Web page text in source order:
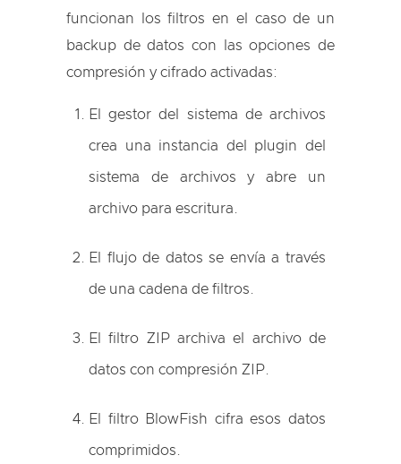
funcionan los filtros en el caso de un
backup de datos con las opciones de
compresión y cifrado activadas:
El gestor del sistema de archivos
crea una instancia del plugin del
sistema de archivos y abre un
archivo para escritura.
El flujo de datos se envía a través
de una cadena de filtros.
El filtro ZIP archiva el archivo de
datos con compresión ZIP.
El filtro BlowFish cifra esos datos
comprimidos.